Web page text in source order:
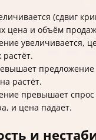
(сдвиг
цена и объём продаж
увеличивается,
растёт.
превышает
и цена падает.
и